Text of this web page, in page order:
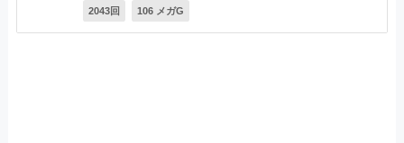
2043回 106 メガG